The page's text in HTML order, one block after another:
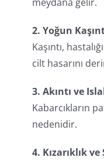
2. Yoğun
Kaşıntı,
cilt hasarını
3. Akıntı ve
Kabarcıkların
nedenidir.
4. Kızarıklık